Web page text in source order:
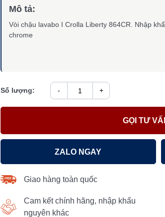
Mô tả:
Vòi chậu lavabo I Crolla Liberty 864CR. Nhập
chrome
Số lượng: - +
GỌI TƯ
ZALO NGAY
Giao hàng toàn quốc
Cam kết chính hãng, nhập khẩu
nguyên khác